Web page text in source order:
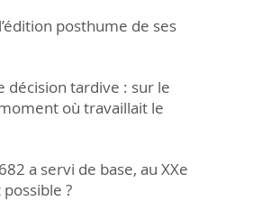
posthume de ses
décision tardive : sur le
où travaillait le
a servi de base, au XXe
?